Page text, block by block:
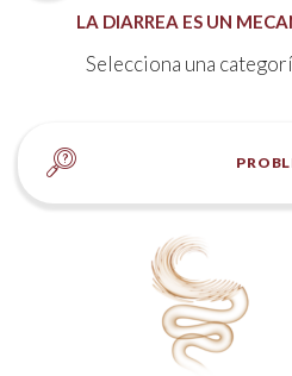
LA DIARREA ES UN
Selecciona una